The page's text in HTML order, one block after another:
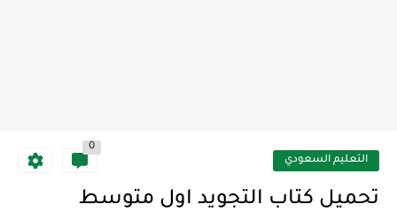
التعليم السعودي
0
تحميل كتاب التجويد اول متوسط